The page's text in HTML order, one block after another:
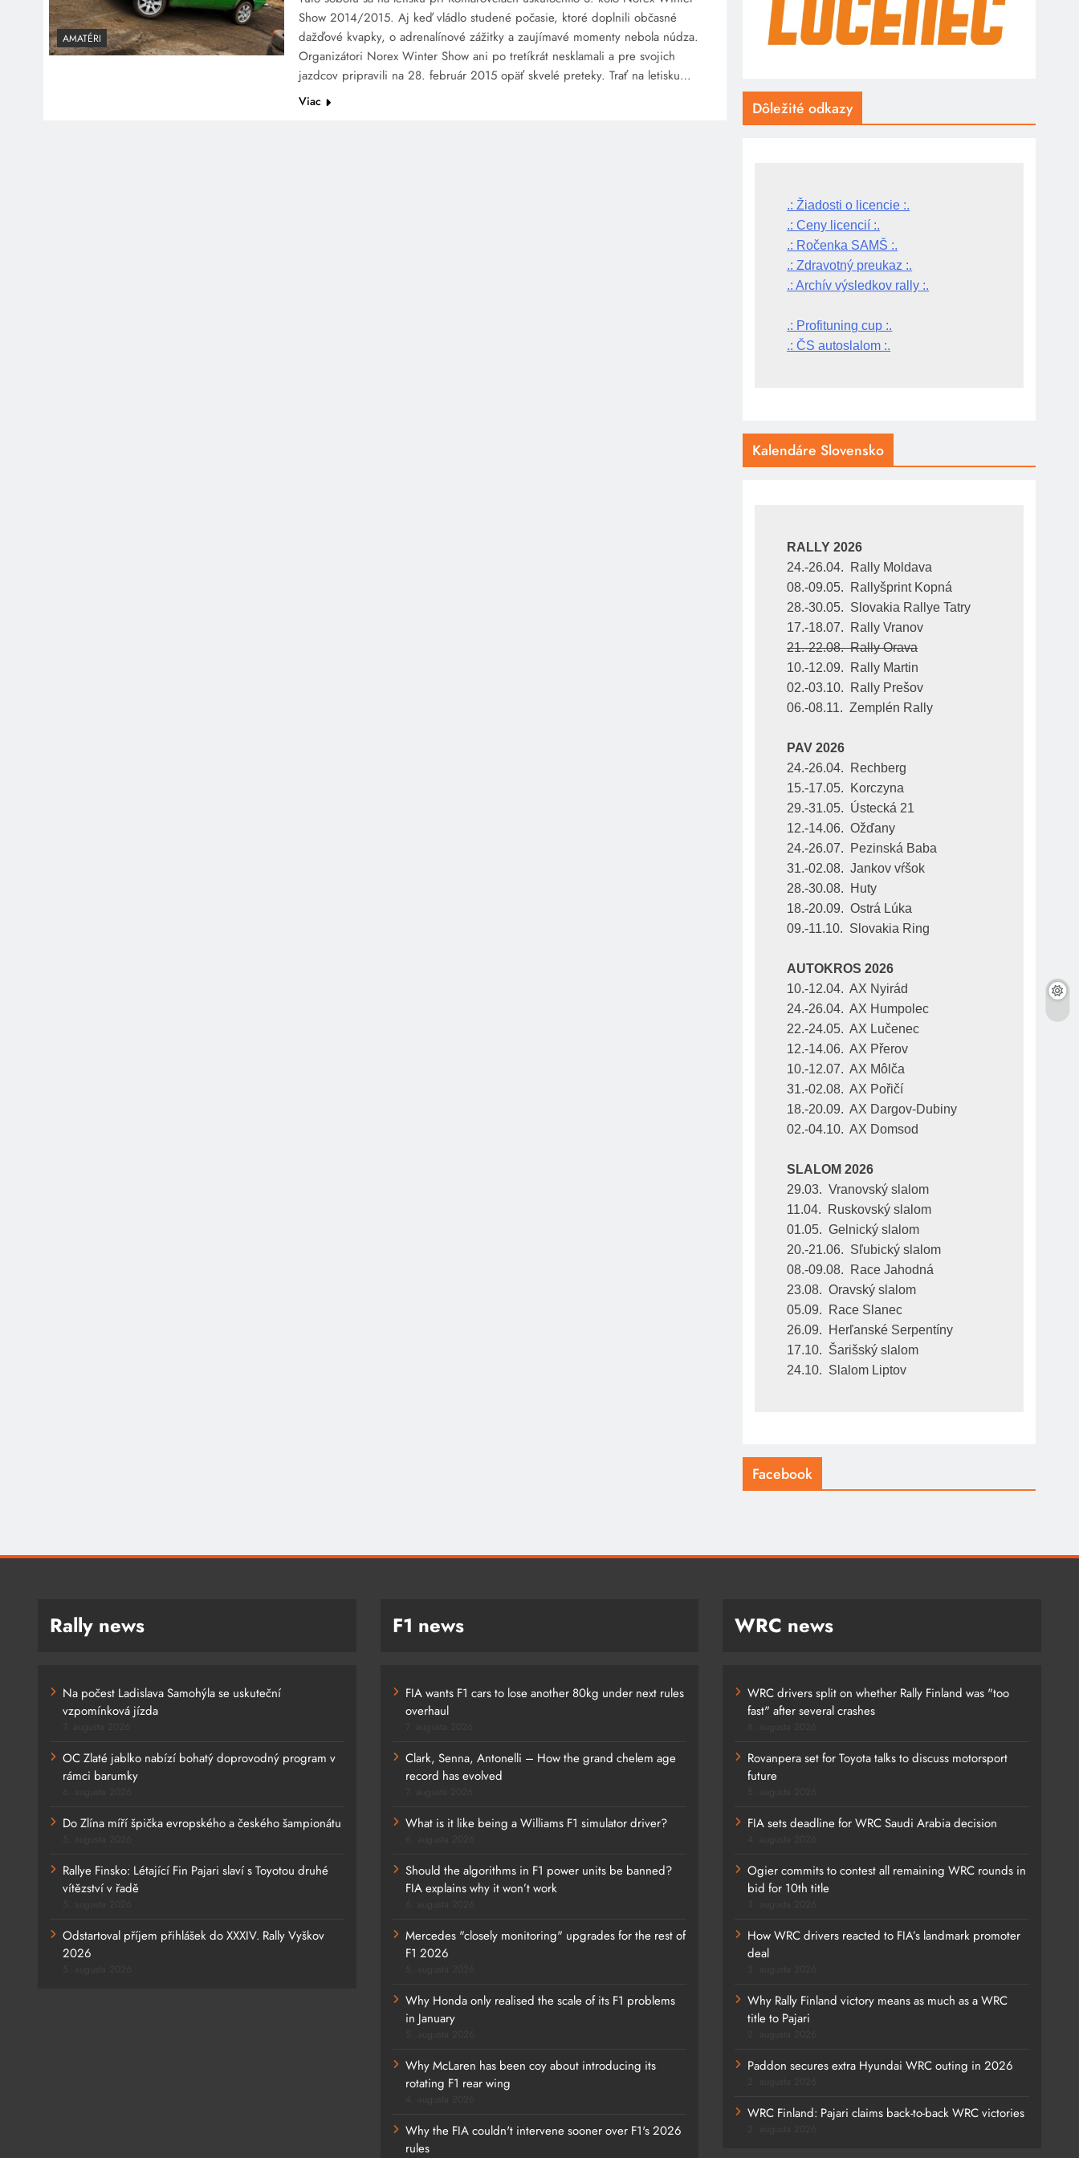
AMATÉRI
Show 2014/2015. Aj keď vládlo studené počasie, ktoré doplnili občasné
dažďové kvapky, o adrenalínové zážitky a zaujímavé momenty nebola núdza.
Organizátori Norex Winter Show ani po tretíkrát nesklamali a pre svojich
jazdcov pripravili na 28. február 2015 opäť skvelé preteky. Trať na letisku…
Viac Dôležité odkazy
.: Žiadosti o licencie :.
.: Ceny licencií :.
.: Ročenka SAMŠ :.
.: Zdravotný preukaz :.
.: Archív výsledkov rally :.
.: Profituning cup :.
.: ČS autoslalom :.
Kalendáre Slovensko
RALLY 2026
24.-26.04.  Rally Moldava
08.-09.05.  Rallyšprint Kopná
28.-30.05.  Slovakia Rallye Tatry
17.-18.07.  Rally Vranov
21.-22.08.  Rally Orava
10.-12.09.  Rally Martin
02.-03.10.  Rally Prešov
06.-08.11.  Zemplén Rally
PAV 2026
24.-26.04.  Rechberg
15.-17.05.  Korczyna
29.-31.05.  Ústecká 21
12.-14.06.  Ožďany
24.-26.07.  Pezinská Baba
31.-02.08.  Jankov vŕšok
28.-30.08.  Huty
18.-20.09.  Ostrá Lúka
09.-11.10.  Slovakia Ring
AUTOKROS 2026
10.-12.04.  AX Nyirád
24.-26.04.  AX Humpolec
22.-24.05.  AX Lučenec
12.-14.06.  AX Přerov
10.-12.07.  AX Môlča
31.-02.08.  AX Pořičí
18.-20.09.  AX Dargov-Dubiny
02.-04.10.  AX Domsod
SLALOM 2026
29.03.  Vranovský slalom
11.04.  Ruskovský slalom
01.05.  Gelnický slalom
20.-21.06.  Sľubický slalom
08.-09.08.  Race Jahodná
23.08.  Oravský slalom
05.09.  Race Slanec
26.09.  Herľanské Serpentíny
17.10.  Šarišský slalom
24.10.  Slalom Liptov
Facebook
Rally news
Na počest Ladislava Samohýla se uskuteční
vzpomínková jízda
OC Zlaté jablko nabízí bohatý doprovodný program v
rámci barumky
Do Zlína míří špička evropského a českého šampionátu
Rallye Finsko: Létající Fin Pajari slaví s Toyotou druhé
vítězství v řadě
Odstartoval příjem přihlášek do XXXIV. Rally Vyškov
2026
F1 news
FIA wants F1 cars to lose another 80kg under next rules
overhaul
Clark, Senna, Antonelli – How the grand chelem age
record has evolved
What is it like being a Williams F1 simulator driver?
Should the algorithms in F1 power units be banned?
FIA explains why it won’t work
Mercedes "closely monitoring" upgrades for the rest of
F1 2026
Why Honda only realised the scale of its F1 problems
in January
Why McLaren has been coy about introducing its
rotating F1 rear wing
Why the FIA couldn't intervene sooner over F1's 2026
rules
WRC news
WRC drivers split on whether Rally Finland was "too
fast" after several crashes
Rovanpera set for Toyota talks to discuss motorsport
future
FIA sets deadline for WRC Saudi Arabia decision
Ogier commits to contest all remaining WRC rounds in
bid for 10th title
How WRC drivers reacted to FIA’s landmark promoter
deal
Why Rally Finland victory means as much as a WRC
title to Pajari
Paddon secures extra Hyundai WRC outing in 2026
WRC Finland: Pajari claims back-to-back WRC victories